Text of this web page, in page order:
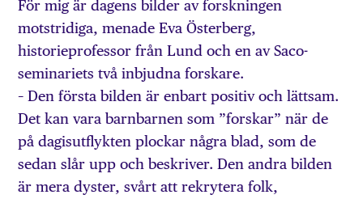
För mig är dagens bilder av forskningen
motstridiga, menade Eva Österberg,
historieprofessor från Lund och en av Saco-
seminariets två inbjudna forskare.
– Den första bilden är enbart positiv och lättsam.
Det kan vara barnbarnen som ”forskar” när de
på dagisutflykten plockar några blad, som de
sedan slår upp och beskriver. Den andra bilden
är mera dyster, svårt att rekrytera folk,